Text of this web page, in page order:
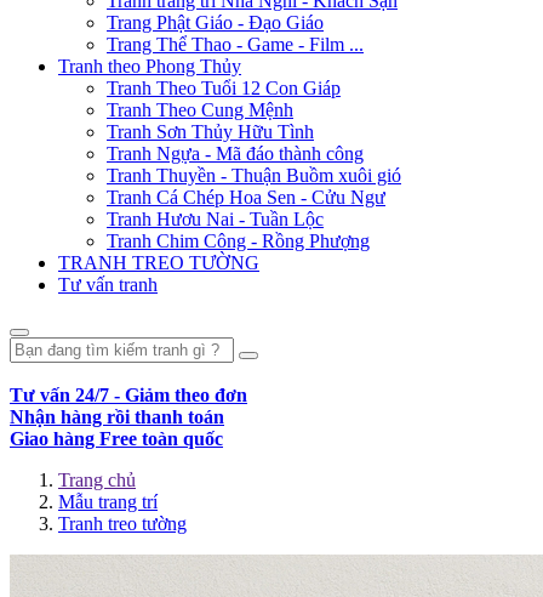
Trang Phật Giáo - Đạo Giáo
Trang Thể Thao - Game - Film ...
Tranh theo Phong Thủy
Tranh Theo Tuổi 12 Con Giáp
Tranh Theo Cung Mệnh
Tranh Sơn Thủy Hữu Tình
Tranh Ngựa - Mã đáo thành công
Tranh Thuyền - Thuận Buồm xuôi gió
Tranh Cá Chép Hoa Sen - Cửu Ngư
Tranh Hươu Nai - Tuần Lộc
Tranh Chim Công - Rồng Phượng
TRANH TREO TƯỜNG
Tư vấn tranh
Tư vấn 24/7 - Giảm theo đơn
Nhận hàng rồi thanh toán
Giao hàng Free toàn quốc
Trang chủ
Mẫu trang trí
Tranh treo tường